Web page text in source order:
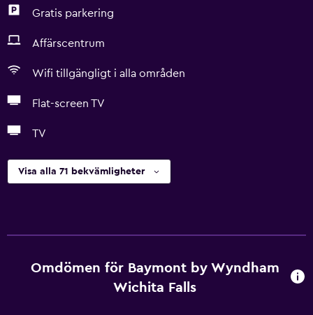
Gratis parkering
Affärscentrum
Wifi tillgängligt i alla områden
Flat-screen TV
TV
Visa alla 71 bekvämligheter
Omdömen för Baymont by Wyndham
Wichita Falls